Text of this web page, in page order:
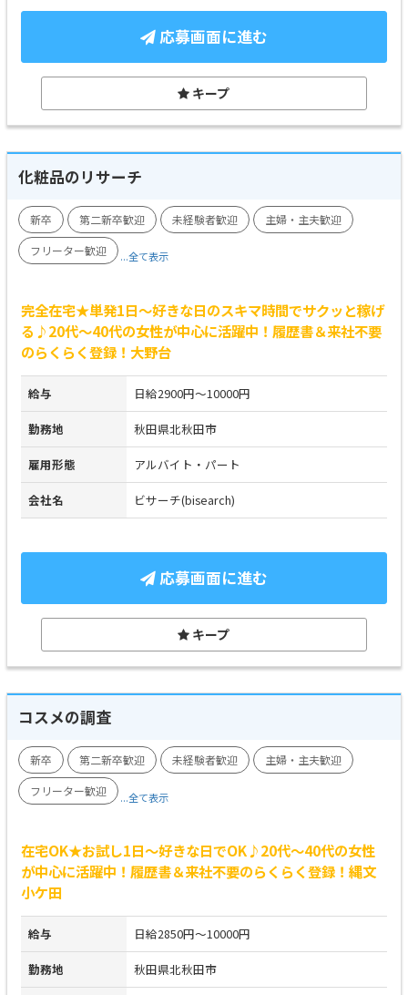
応募画面に進む
キープ
化粧品のリサーチ
新卒 第二新卒歓迎 未経験者歓迎
主婦・主夫歓迎
フリーター歓迎
...全て表示
完全在宅★単発1日～好きな日のスキマ時間でサクッと稼げ
る♪20代～40代の女性が中心に活躍中！履歴書＆来社不要
のらくらく登録！大野台
給与 日給2900円～10000円
勤務地 秋田県北秋田市
雇用形態 アルバイト・パート
会社名 ビサーチ(bisearch)
応募画面に進む
キープ
コスメの調査
新卒 第二新卒歓迎 未経験者歓迎
主婦・主夫歓迎
フリーター歓迎
...全て表示
在宅OK★お試し1日～好きな日でOK♪20代～40代の女性
が中心に活躍中！履歴書＆来社不要のらくらく登録！縄文
小ケ田
給与 日給2850円～10000円
勤務地 秋田県北秋田市